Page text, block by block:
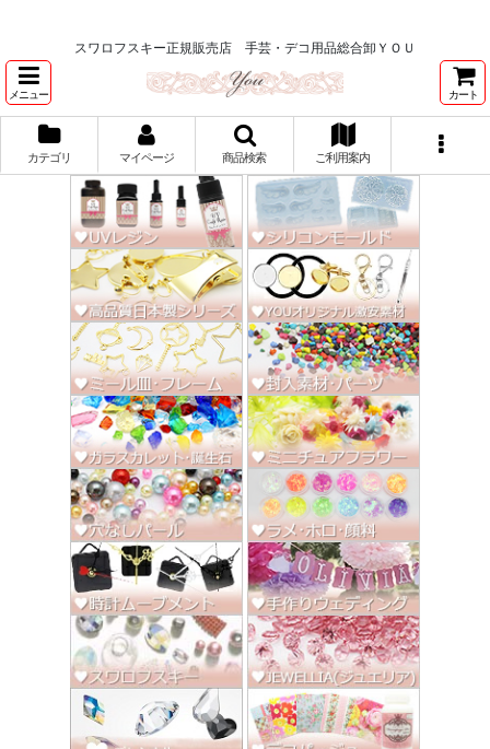
スワロフスキー正規販売店 手芸・デコ用品総合卸ＹＯＵ
メニュー カート
カテゴリ マイページ 商品検索 ご利用案内